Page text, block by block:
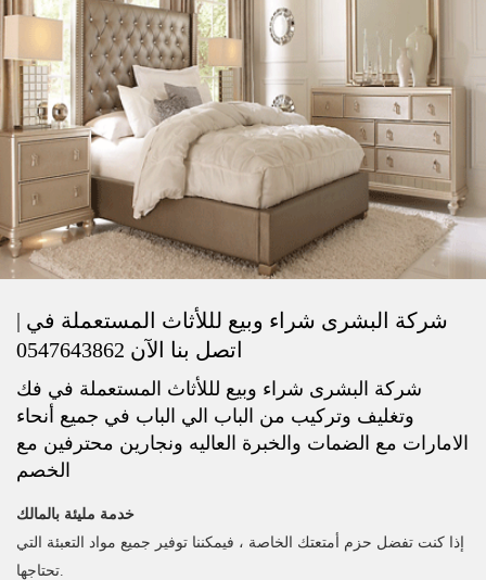
شركة البشرى شراء وبيع لللأثاث المستعملة في |
اتصل بنا الآن 0547643862
شركة البشرى شراء وبيع لللأثاث المستعملة في فك
وتغليف وتركيب من الباب الي الباب في جميع أنحاء
الامارات مع الضمات والخبرة العاليه ونجارين محترفين مع
الخصم
خدمة مليئة بالمالك
إذا كنت تفضل حزم أمتعتك الخاصة ، فيمكننا توفير جميع مواد التعبئة التي